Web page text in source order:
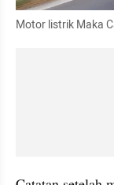
Motor listrik Maka